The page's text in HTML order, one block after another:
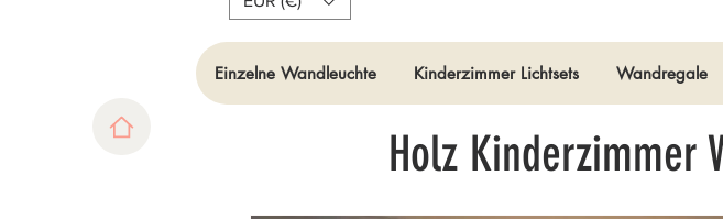
Einzelne Wandleuchte Kinderzimmer Lichtsets Wandregale
Holz Kinderzimmer